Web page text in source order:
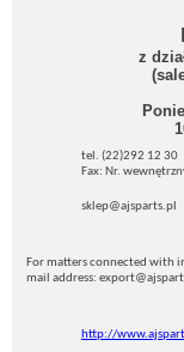
z
tel. (22)292 12 30
Fax: Nr.
sklep@ajsparts.pl
For matters connected with
mail address:
http://